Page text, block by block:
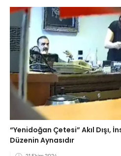
“Yenidoğan Çetesi” Akıl Dışı,
Düzenin Aynasıdır